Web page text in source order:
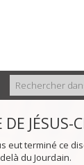
DE
eut terminé ce
du Jourdain.